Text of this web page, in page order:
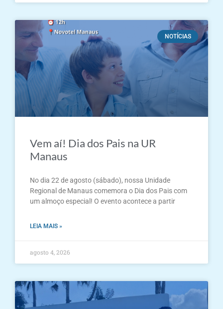
NOTÍCIAS
Vem aí! Dia dos Pais na UR
Manaus
No dia 22 de agosto (sábado), nossa Unidade
Regional de Manaus comemora o Dia dos Pais com
um almoço especial! O evento acontece a partir
LEIA MAIS »
agosto 4, 2026